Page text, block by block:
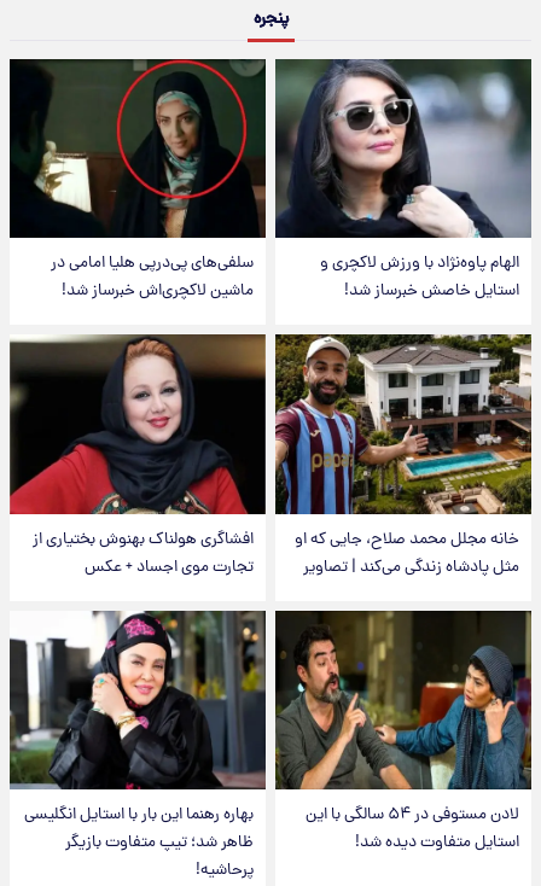
پنجره
الهام پاوه‌نژاد با ورزش لاکچری و
استایل خاصش خبرساز شد!
سلفی‌های پی‌درپی هلیا امامی در
ماشین لاکچری‌اش خبرساز شد!
خانه مجلل محمد صلاح، جایی که او
مثل پادشاه زندگی می‌کند | تصاویر
افشاگری هولناک بهنوش بختیاری از
تجارت موی اجساد + عکس
لادن مستوفی در ۵۴ سالگی با این
استایل متفاوت دیده شد!
بهاره رهنما این بار با استایل انگلیسی
ظاهر شد؛ تیپ متفاوت بازیگر
پرحاشیه!